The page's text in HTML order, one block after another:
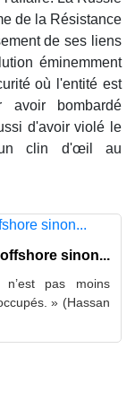
de la Résistance
de ses liens
éminemment
où l'entité est
avoir bombardé
d'avoir violé le
clin d'œil au
sinon...
pas moins
» (Hassan